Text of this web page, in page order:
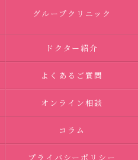
グループクリニック
ドクター紹介
よくあるご質問
オンライン相談
コラム
プライバシーポリシー